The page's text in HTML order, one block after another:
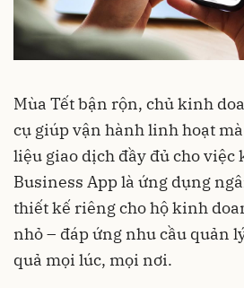
Mùa Tết bận rộn, chủ kinh
cụ giúp vận hành linh hoạt
liệu giao dịch đầy đủ cho việc
Business App là ứng dụng
thiết kế riêng cho hộ kinh
nhỏ – đáp ứng nhu cầu quản
quả mọi lúc, mọi nơi.